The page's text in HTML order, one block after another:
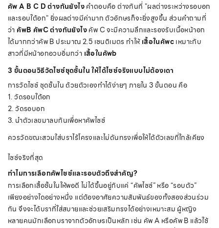
คัพ A B C D ต่างกันยังไงคำตอบคือ ต่างกันที่ "ผลต่างระหว่างรอบอก
และรอบใต้อก" ยิ่งผลต่างมีค่ามาก ตัวอักษรก็จะยิ่งสูงขึ้น ส่วนคำถามที่
ว่า คัพB คัพC ต่างกันยังไงคัพ C จะมีความลึกและรองรับเนื้อหน้าอก
ได้มากกว่าคัพ B ประมาณ 2.5 เซนติเมตร ทำให้เสื้อในคัพcเหมาะกับ
สาวที่มีหน้าอกอวบอิ่มกว่า เสื้อในคัพb
3 ขั้นตอนวิธีวัดไซซ์ชุดชั้นใน ให้ได้ไซซ์จริงแบบไม่ต้องเดา
การวัดไซซ์ ชุดชั้นใน ด้วยตัวเองทำได้ง่ายๆ ภายใน 3 ขั้นตอน คือ
1. วัดรอบใต้อก
2. วัดรอบอก
3. นำตัวเลขมาลบกันเพื่อหาคัพไซซ์
ควรวัดขณะสวมใส่บราไร้โครงและไม่ดันทรงเพื่อให้ได้ตัวเลขที่ใกล้เคียง
ไซซ์จริงที่สุด
ทำไมการเลือกคัพไซซ์และรอบตัวถึงสำคัญ?
การเลือกเสื้อชั้นในให้พอดี ไม่ได้ขึ้นอยู่กับแค่ “คัพไซซ์” หรือ “รอบตัว”
เพียงอย่างใดอย่างหนึ่ง แต่ต้องอาศัยความสัมพันธ์ของทั้งสองส่วนร่วม
กัน จึงจะได้บราที่ใส่สบายและช่วยเสริมทรงได้อย่างเหมาะสม ผู้หญิง
หลายคนมักเลือกบราจากตัวอักษรเป็นหลัก เช่น คัพ A หรือคัพ B แล้วใช้